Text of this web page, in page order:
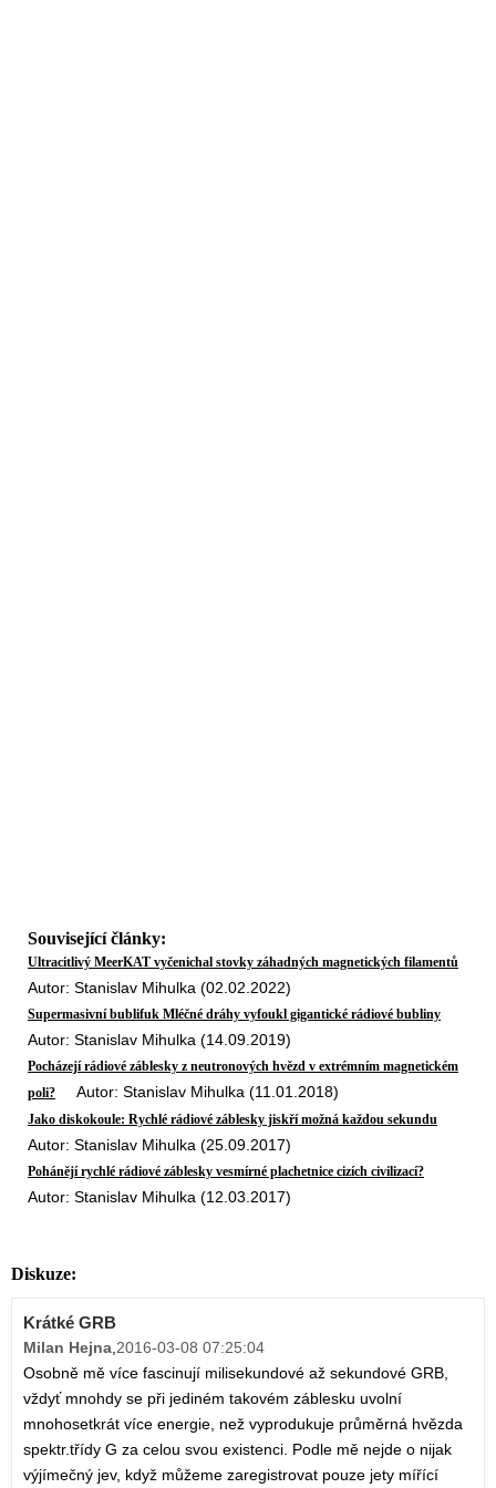
Související články:
Ultracitlivý MeerKAT vyčenichal stovky záhadných magnetických filamentů
Autor: Stanislav Mihulka (02.02.2022)
Supermasivní bublifuk Mléčné dráhy vyfoukl gigantické rádiové bubliny
Autor: Stanislav Mihulka (14.09.2019)
Pocházejí rádiové záblesky z neutronových hvězd v extrémním magnetickém
poli? Autor: Stanislav Mihulka (11.01.2018)
Jako diskokoule: Rychlé rádiové záblesky jiskří možná každou sekundu
Autor: Stanislav Mihulka (25.09.2017)
Pohánějí rychlé rádiové záblesky vesmírné plachetnice cizích civilizací?
Autor: Stanislav Mihulka (12.03.2017)
Diskuze:
Krátké GRB
Milan Hejna,2016-03-08 07:25:04
Osobně mě více fascinují milisekundové až sekundové GRB,
vždyť mnohdy se při jediném takovém záblesku uvolní
mnohosetkrát více energie, než vyprodukuje průměrná hvězda
spektr.třídy G za celou svou existenci. Podle mě nejde o nijak
výjímečný jev, když můžeme zaregistrovat pouze jety mířící